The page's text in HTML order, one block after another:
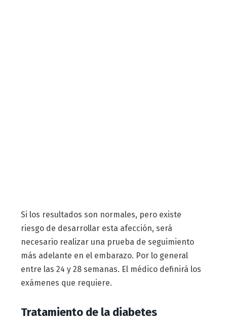
Si los resultados son normales, pero existe
riesgo de desarrollar esta afección, será
necesario realizar una prueba de seguimiento
más adelante en el embarazo. Por lo general
entre las 24 y 28 semanas. El médico definirá los
exámenes que requiere.
Tratamiento de la diabetes